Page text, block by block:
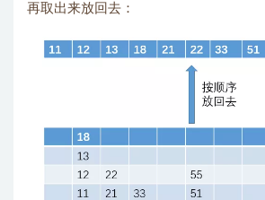
再取出来放回去：